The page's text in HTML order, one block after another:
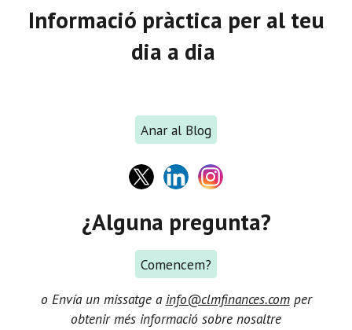
Informació pràctica per al teu
dia a dia
Anar al Blog
¿Alguna pregunta?
Comencem?
o Envía un missatge a info@clmfinances.comper
obtenir més informació sobre nosaltre